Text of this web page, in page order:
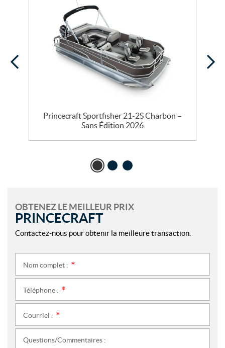
Princecraft Sportfisher 21-2S Charbon –
Sans Édition 2026
OBTENEZ LE MEILLEUR PRIX
PRINCECRAFT
Contactez-nous pour obtenir la meilleure transaction.
Nom complet :
Téléphone :
Courriel :
Questions/Commentaires :